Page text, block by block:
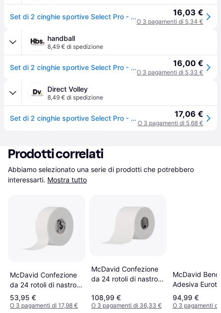
Set di 2 cinghie sportive Select Pro - Blanc 16,03 €
O 3 pagamenti di 5,34 €
handball
8,49 € di spedizione
Set di 2 cinghie sportive Select Pro - Blanc 16,00 €
O 3 pagamenti di 5,33 €
Direct Volley
8,49 € di spedizione
Set di 2 cinghie sportive Select Pro - Blanc 17,06 €
O 3 pagamenti di 5,68 €
Prodotti correlati
Abbiamo selezionato una serie di prodotti che potrebbero
interessarti. Mostra tutto
McDavid Confezione
da 24 rotoli di nastro
adesivo da 2,5 cm x
10 m Eurotape Blanc
53,95 €
O 3 pagamenti di 17,98 €
McDavid Confezione
da 24 rotoli di nastro
m McDavid Eurotape
Blanc
108,99 €
O 3 pagamenti di 36,33 €
McDavid
Adesiva
Multi Colore
94,99 €
O 3 pagamenti di